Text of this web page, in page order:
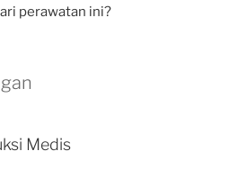
perawatan ini?
Medis